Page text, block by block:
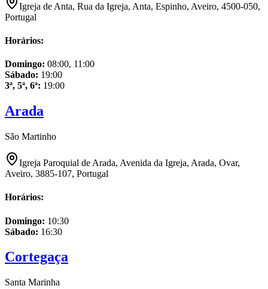
Igreja de Anta, Rua da Igreja, Anta, Espinho, Aveiro, 4500-050,
Portugal
Horários:
Domingo: 08:00, 11:00
Sábado: 19:00
3ª, 5ª, 6ª: 19:00
Arada
São Martinho
Igreja Paroquial de Arada, Avenida da Igreja, Arada, Ovar,
Aveiro, 3885-107, Portugal
Horários:
Domingo: 10:30
Sábado: 16:30
Cortegaça
Santa Marinha